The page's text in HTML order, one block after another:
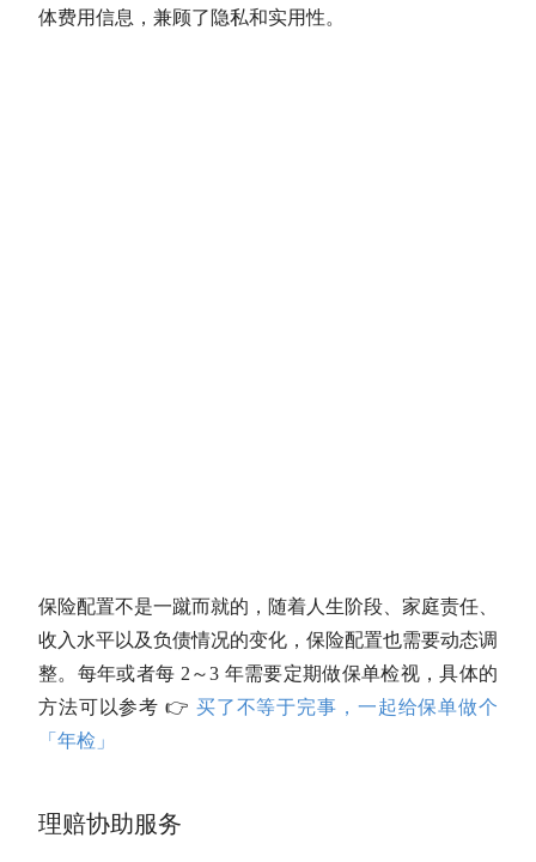
体费用信息，兼顾了隐私和实用性。
保险配置不是一蹴而就的，随着人生阶段、家庭责任、
收入水平以及负债情况的变化，保险配置也需要动态调
整。每年或者每 2～3 年需要定期做保单检视，具体的
方法可以参考 👉 买了不等于完事，一起给保单做个
「年检」
理赔协助服务